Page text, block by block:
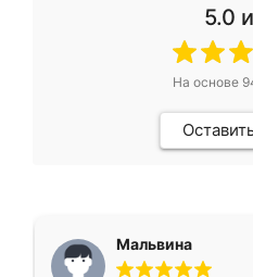
5.0
На основе
Мальвина